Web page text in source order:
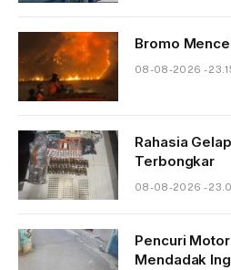
Bromo
08-08-2026 -
Rahasia
Terbongkar
08-08-2026 -
Pencuri
Mendadak